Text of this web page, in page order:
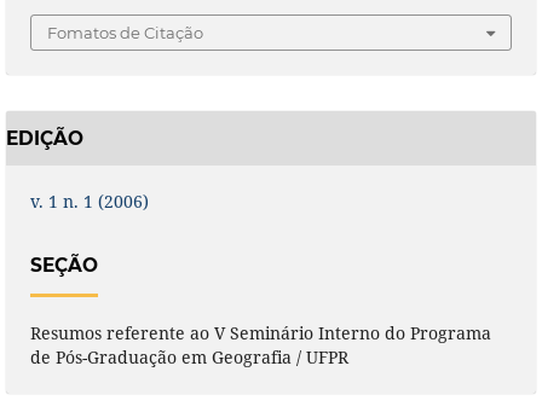
Fomatos de Citação
EDIÇÃO
v. 1 n. 1 (2006)
SEÇÃO
Resumos referente ao V Seminário Interno do Programa
de Pós-Graduação em Geografia / UFPR